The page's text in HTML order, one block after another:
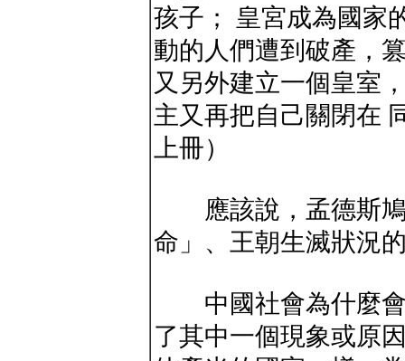
孩子； 皇宮成為國家
動的人們遭到破產，
又另外建立一個皇室
主又再把自己關閉在
上冊）
應該說，孟德斯鳩
命」、王朝生滅狀況
中國社會為什麼會
了其中一個現象或原